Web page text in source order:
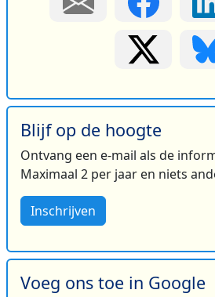
Blijf op de hoogte
Ontvang een e-mail als de
Maximaal 2 per jaar en niets
Inschrijven
Voeg ons toe in Google